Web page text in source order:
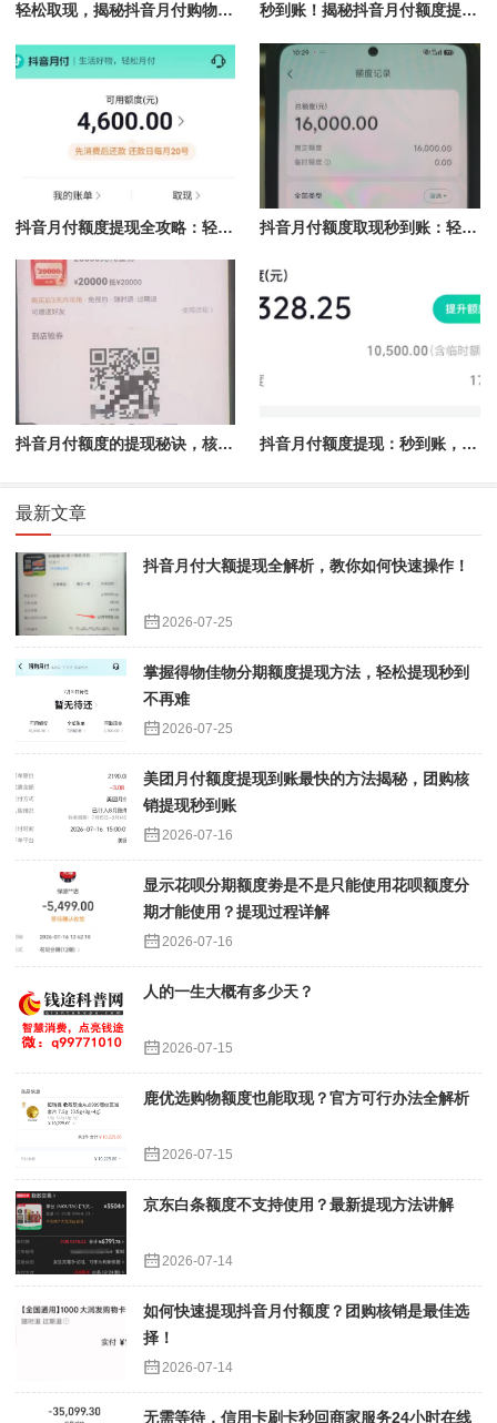
轻松取现，揭秘抖音月付购物额度秒到账的秘密 秒到账！揭秘抖音月付额度提现的简单方法
抖音月付额度提现全攻略：轻松核销，秒到账，别再等待！ 抖音月付额度取现秒到账：轻松获取流动资金攻略
抖音月付额度的提现秘诀，核销操作简单又快捷 抖音月付额度提现：秒到账，让资金掌控触手可及
最新文章
抖音月付大额提现全解析，教你如何快速操作！
2026-07-25
掌握得物佳物分期额度提现方法，轻松提现秒到
不再难
2026-07-25
美团月付额度提现到账最快的方法揭秘，团购核
销提现秒到账
2026-07-16
显示花呗分期额度劵是不是只能使用花呗额度分
期才能使用？提现过程详解
2026-07-16
人的一生大概有多少天？
2026-07-15
鹿优选购物额度也能取现？官方可行办法全解析
2026-07-15
京东白条额度不支持使用？最新提现方法讲解
2026-07-14
如何快速提现抖音月付额度？团购核销是最佳选
择！
2026-07-14
无需等待，信用卡刷卡秒回商家服务24小时在线